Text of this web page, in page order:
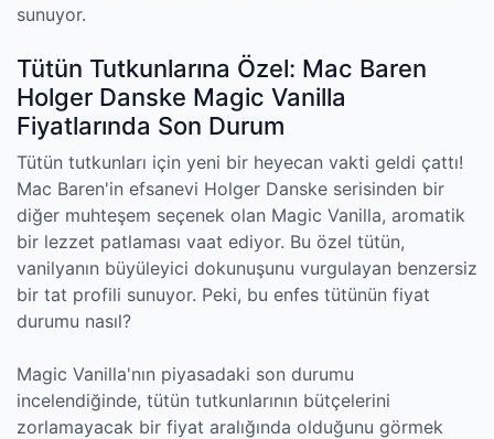
sunuyor.
Tütün Tutkunlarına Özel: Mac Baren
Holger Danske Magic Vanilla
Fiyatlarında Son Durum
Tütün tutkunları için yeni bir heyecan vakti geldi çattı!
Mac Baren'in efsanevi Holger Danske serisinden bir
diğer muhteşem seçenek olan Magic Vanilla, aromatik
bir lezzet patlaması vaat ediyor. Bu özel tütün,
vanilyanın büyüleyici dokunuşunu vurgulayan benzersiz
bir tat profili sunuyor. Peki, bu enfes tütünün fiyat
durumu nasıl?
Magic Vanilla'nın piyasadaki son durumu
incelendiğinde, tütün tutkunlarının bütçelerini
zorlamayacak bir fiyat aralığında olduğunu görmek